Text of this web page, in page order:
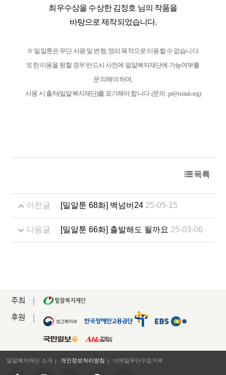
최우수상을 수상한 김정호 님의 작품을
바탕으로 제작되었습니다.
※ 밀알툰은 무단 사용 및 변형, 영리 목적으로 이용할 수 없습니다.
또한 이용을 원할 경우 반드시 사전에 밀알복지재단에 가능여부를
문의해야 하며,
사용 시 출처(밀알복지재단)를 표기해야 합니다. (문의: pr@miral.org)
목록
이전글 [밀알툰 68화] 백넘버24 25-05-15
다음글 [밀알툰 66화] 출발해도 될까요 25-03-06
주최
후원
밀알복지재단 소개 개인정보처리방침 이메일무단수집거부